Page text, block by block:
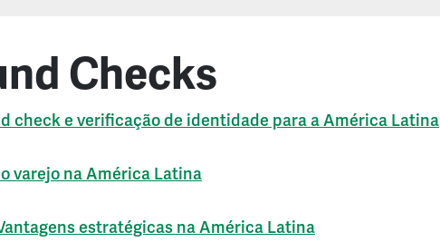
Checks
check e verificação de identidade para a América Latina
varejo na América Latina
estratégicas na América Latina